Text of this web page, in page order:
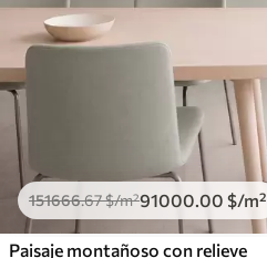
151666.67$/m²91000.00 $/m²
Paisaje montañoso con relieve